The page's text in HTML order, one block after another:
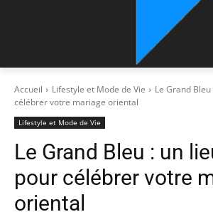
Accueil Lifestyle et Mode de Vie
Le Grand
célébrer votre mariage oriental
Lifestyle et Mode de Vie
Le Grand Bleu : un
pour célébrer votre
oriental